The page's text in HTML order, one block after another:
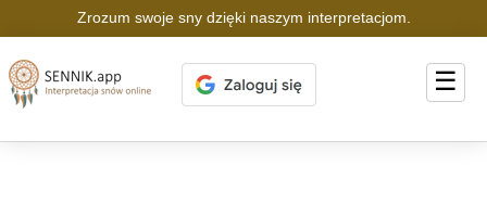
Zrozum swoje sny dzięki naszym interpretacjom.
☰